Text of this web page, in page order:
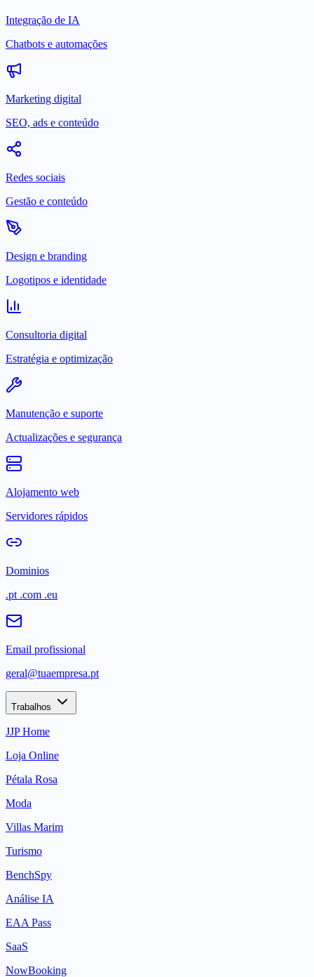
Integração de IA
Chatbots e automações
Marketing digital
SEO, ads e conteúdo
Redes sociais
Gestão e conteúdo
Design e branding
Logotipos e identidade
Consultoria digital
Estratégia e optimização
Manutenção e suporte
Actualizações e segurança
Alojamento web
Servidores rápidos
Dominios
.pt .com .eu
Email profissional
geral@tuaempresa.pt
Trabalhos
JJP Home
Loja Online
Pétala Rosa
Moda
Villas Marim
Turismo
BenchSpy
Análise IA
EAA Pass
SaaS
NowBooking